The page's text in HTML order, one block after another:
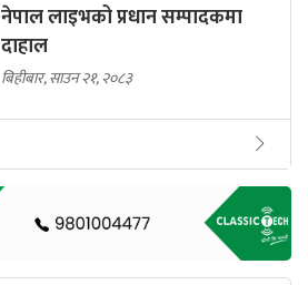
नेपाल लाइभको प्रधान सम्पादकमा
दाहाल
बिहीबार, साउन २१, २०८३